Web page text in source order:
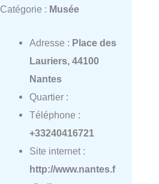
Catégorie : Musée
Adresse : Place des
Lauriers, 44100
Nantes
Quartier :
Téléphone :
+33240416721
Site internet :
http://www.nantes.f